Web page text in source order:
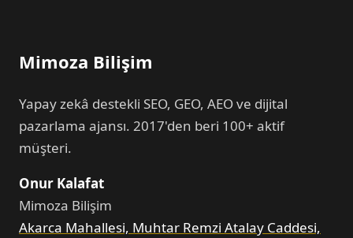
Mimoza Bilişim
Yapay zekâ destekli SEO, GEO, AEO ve dijital
pazarlama ajansı. 2017'den beri 100+ aktif
müşteri.
Onur Kalafat
Mimoza Bilişim
Akarca Mahallesi, Muhtar Remzi Atalay Caddesi,